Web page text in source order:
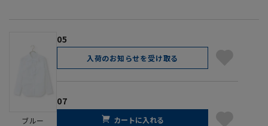
ブルー
05
入荷のお知らせを受け取る
07
カートに入れる